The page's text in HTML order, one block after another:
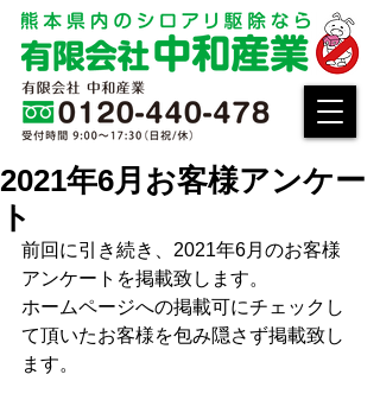
2021年6月お客様アンケー
ト
前回に引き続き、2021年6月のお客様
アンケートを掲載致します。
ホームページへの掲載可にチェックし
て頂いたお客様を包み隠さず掲載致し
ます。